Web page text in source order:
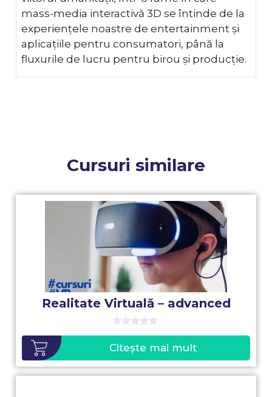
mass-media interactivă 3D se întinde de la
experiențele noastre de entertainment și
aplicațiile pentru consumatori, până la
fluxurile de lucru pentru birou și producție.
Cursuri similare
Realitate Virtuală – advanced
0
o
u
t
o
f
Citește mai mult